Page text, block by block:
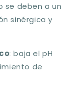
se deben a un
sinérgica y
: baja el pH
de